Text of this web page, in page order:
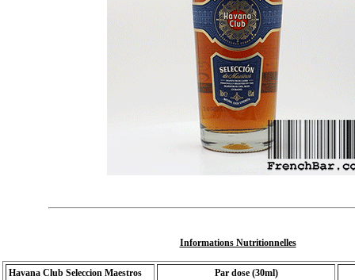
Informations Nutritionnelles
Havana Club Seleccion Maestros
Par dose (30ml)